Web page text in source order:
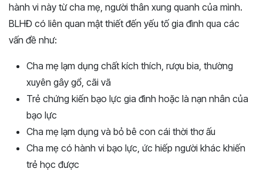
hành vi này từ cha mẹ, người thân xung quanh của mình.
BLHĐ có liên quan mật thiết đến yếu tố gia đình qua các
vấn đề như:
Cha mẹ lạm dụng chất kích thích, rượu bia, thường
xuyên gây gổ, cãi vã
Trẻ chứng kiến bạo lực gia đình hoặc là nạn nhân của
bạo lực
Cha mẹ lạm dụng và bỏ bê con cái thời thơ ấu
Cha mẹ có hành vi bạo lực, ức hiếp người khác khiến
trẻ học được